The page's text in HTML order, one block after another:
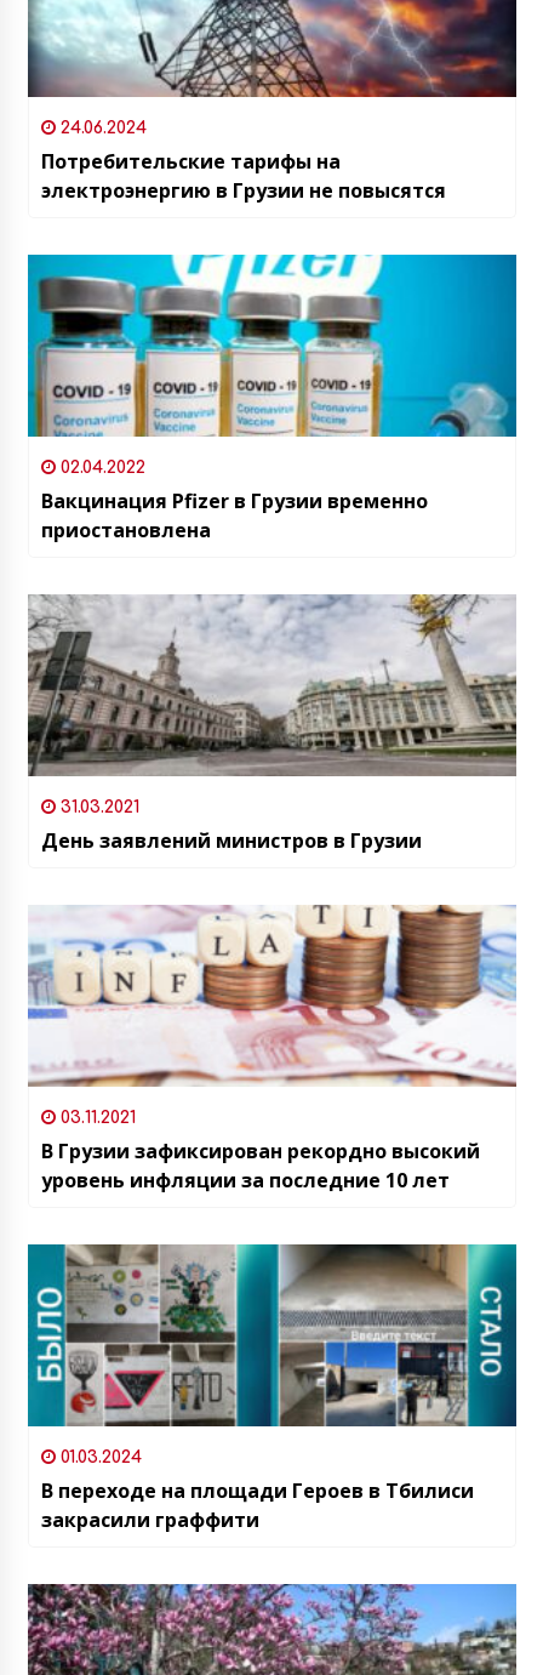
24.06.2024
Потребительские тарифы на
электроэнергию в Грузии не повысятся
02.04.2022
Вакцинация Pfizer в Грузии временно
приостановлена
31.03.2021
День заявлений министров в Грузии
03.11.2021
В Грузии зафиксирован рекордно высокий
уровень инфляции за последние 10 лет
01.03.2024
В переходе на площади Героев в Тбилиси
закрасили граффити